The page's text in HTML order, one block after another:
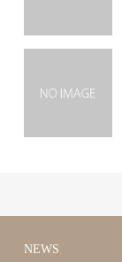
NEWS